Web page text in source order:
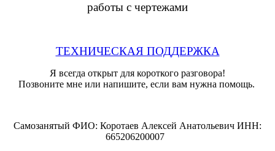
работы с чертежами
ТЕХНИЧЕСКАЯ ПОДДЕРЖКА
Я всегда открыт для короткого разговора!
Позвоните мне или напишите, если вам нужна помощь.
Самозанятый ФИО: Коротаев Алексей Анатольевич ИНН:
665206200007